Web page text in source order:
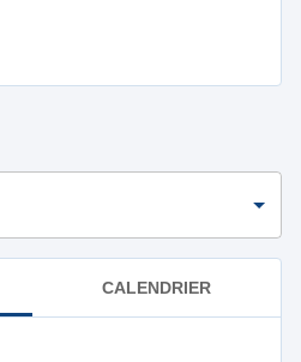
CALENDRIER